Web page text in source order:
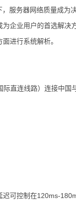
服务器网络质量成
企业用户的首选解
进行系统解析。
直连线路）连接中
可控制在120ms-